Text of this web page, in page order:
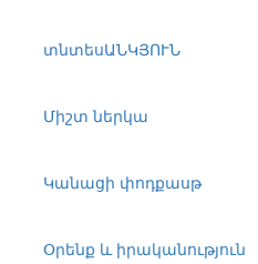
տնտեսԱՆԿՅՈՒՆ
Միշտ ներկա
Կանացի փոդքասթ
Օրենք և իրականություն